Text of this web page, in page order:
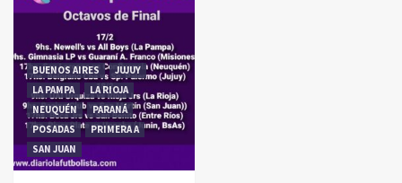
BUENOS AIRES
JUJUY
LA PAMPA
LA RIOJA
NEUQUÉN
PARANÁ
POSADAS
PRIMERA A
SAN JUAN